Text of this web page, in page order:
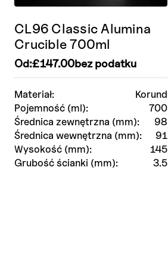
Materiał:
Korund
Pojemność (ml):
700
Średnica zewnętrzna (mm):
98
Średnica wewnętrzna (mm):
91
Wysokość (mm):
145
Grubość ścianki (mm):
3.5
CL96 Classic Alumina
Crucible 700ml
Od:£147.00bez podatku